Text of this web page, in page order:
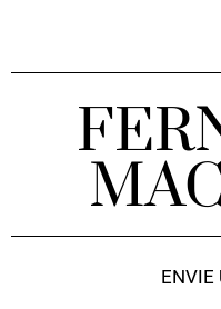
ENVIE